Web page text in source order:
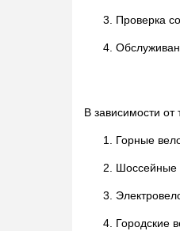
Проверка
В зависимости
Горные
Шоссейные
Городские